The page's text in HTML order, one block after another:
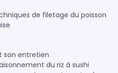
de filetage du poisson
son entretien
du riz à sushi